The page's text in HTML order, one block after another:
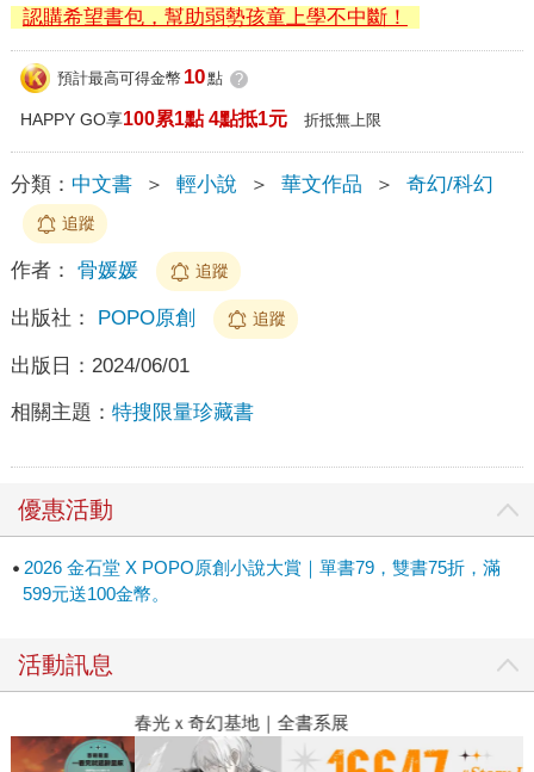
認購希望書包，幫助弱勢孩童上學不中斷！
預計最高可得金幣 10點 ?
HAPPY GO享100累1點 4點抵1元 折抵無上限
分類： 中文書 ＞ 輕小說 ＞ 華文作品 ＞ 奇幻/科幻
追蹤
作者： 骨媛媛 追蹤
出版社： POPO原創 追蹤
出版日： 2024/06/01
相關主題： 特搜限量珍藏書
優惠活動
2026 金石堂 X POPO原創小說大賞｜單書79，雙書75折，滿
599元送100金幣。
活動訊息
春光ｘ奇幻基地｜全書系展